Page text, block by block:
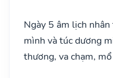
Ngày 5 âm lịch
mình và túc dương
thương, va chạm,